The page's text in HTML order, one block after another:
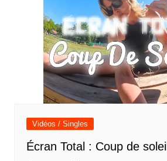
Vidéos / Singles
Écran Total : Coup de soleil